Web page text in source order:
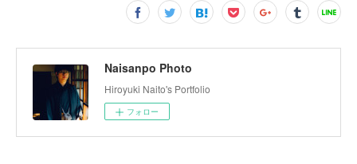
Naisanpo Photo
Hiroyuki Naito's Portfolio
フォロー